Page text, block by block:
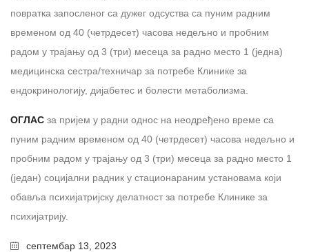
повратка запосленог са дужег одсуства са пуним радним
временом од 40 (четрдесет) часова недељно и пробним
радом у трајању од 3 (три) месеца за радно место 1 (једна)
медицинска сестра/техничар за потребе Клинике за
ендокринологију, дијабетес и болести метаболизма.
ОГЛАС за пријем у радни однос на неодређено време са
пуним радним временом од 40 (четрдесет) часова недељно и
пробним радом у трајању од 3 (три) месеца за радно место 1
(један) социјални радник у стационaраним установама који
обавља психијатријску делатност за потребе Клинике за
психијатрију.
септембар 13, 2023